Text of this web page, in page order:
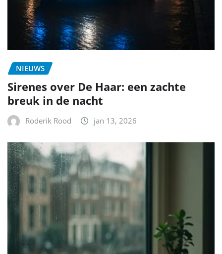
NIEUWS
Sirenes over De Haar: een zachte
breuk in de nacht
Roderik Rood jan 13, 2026